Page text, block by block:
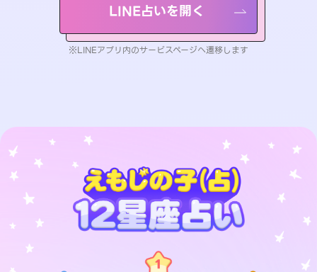
LINE占いを開く
※LINEアプリ内のサービスページへ遷移します